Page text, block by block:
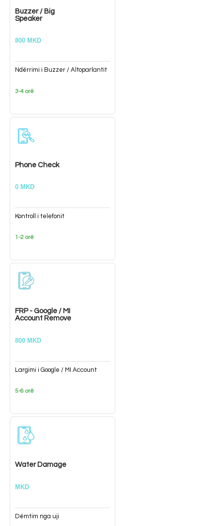
Buzzer / Big
Speaker
800 MKD
Ndërrimi i Buzzer / Altoparlantit
3-4 orë
Phone Check
0 MKD
Kontroll i telefonit
1-2 orë
FRP - Google / MI
Account Remove
800 MKD
Largimi i Google / MI Account
5-6 orë
Water Damage
MKD
Dëmtim nga uji